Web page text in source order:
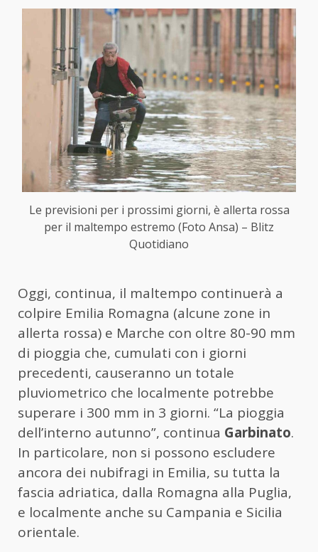
Le previsioni per i prossimi giorni, è allerta rossa
per il maltempo estremo (Foto Ansa) – Blitz
Quotidiano
Oggi, continua, il maltempo continuerà a
colpire Emilia Romagna (alcune zone in
allerta rossa) e Marche con oltre 80-90 mm
di pioggia che, cumulati con i giorni
precedenti, causeranno un totale
pluviometrico che localmente potrebbe
superare i 300 mm in 3 giorni. “La pioggia
dell’interno autunno”, continua Garbinato.
In particolare, non si possono escludere
ancora dei nubifragi in Emilia, su tutta la
fascia adriatica, dalla Romagna alla Puglia,
e localmente anche su Campania e Sicilia
orientale.